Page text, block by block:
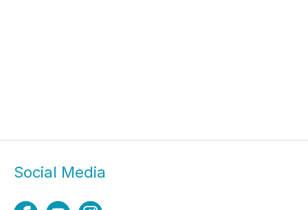
Social Media